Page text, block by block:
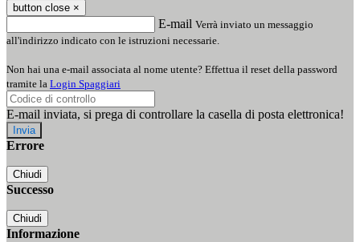
button close ×
E-mail Verrà inviato un messaggio
all'indirizzo indicato con le istruzioni necessarie.
Non hai una e-mail associata al nome utente? Effettua il reset della password
tramite la Login Spaggiari
E-mail inviata, si prega di controllare la casella di posta elettronica!
Errore
Chiudi
Successo
Chiudi
Informazione